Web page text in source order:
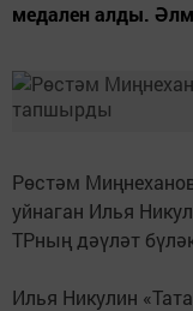
медален алды.
Рөстәм
уйнаган Илья
ТРның дәүләт
Илья Никулин